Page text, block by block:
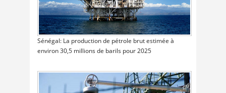
Sénégal: La production de pétrole brut estimée à
environ 30,5 millions de barils pour 2025